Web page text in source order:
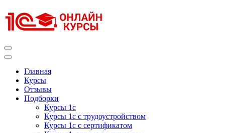
к
содержимому
Главная
Курсы
Отзывы
Подборки
Курсы 1с
Курсы 1с с трудоустройством
Курсы 1с с сертификатом